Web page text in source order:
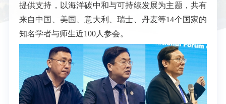
提供支持，以海洋碳中和与可持续发展为主题，共有
来自中国、美国、意大利、瑞士、丹麦等14个国家的
知名学者与师生近100人参会。